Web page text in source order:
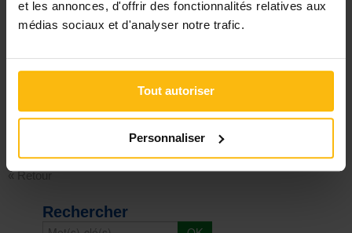
et les annonces, d'offrir des fonctionnalités relatives aux
médias sociaux et d'analyser notre trafic.
Tout autoriser
Personnaliser
Réagir
« Retour
Rechercher